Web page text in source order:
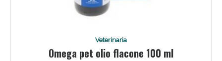
Veterinaria
Omega pet olio flacone 100 ml